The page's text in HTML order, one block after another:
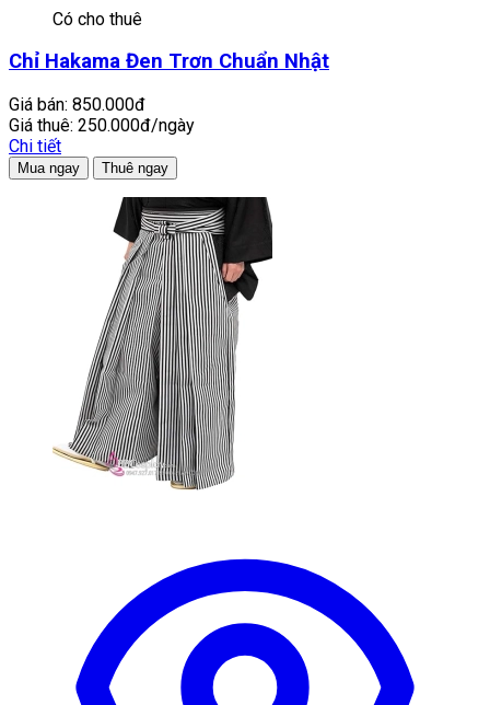
Có cho thuê
Chỉ Hakama Đen Trơn Chuẩn Nhật
Giá bán: 850.000đ
Giá thuê: 250.000đ/ngày
Chi tiết
Mua ngay Thuê ngay